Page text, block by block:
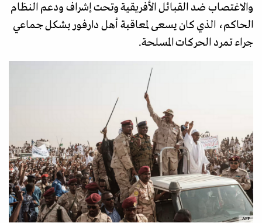
والاغتصاب ضد القبائل الأفريقية وتحت إشراف ودعم النظام
الحاكم، الذي كان يسعى لمعاقبة أهل دارفور بشكل جماعي
جراء تمرد الحركات المسلحة.
AFP